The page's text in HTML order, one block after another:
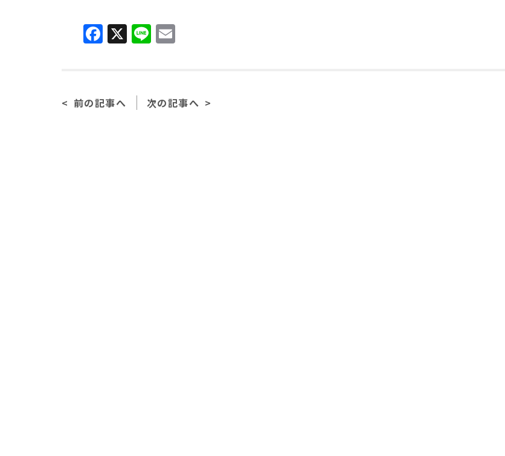
F
a
e
b
X Li
n
l
前の記事へ 次の記事へ